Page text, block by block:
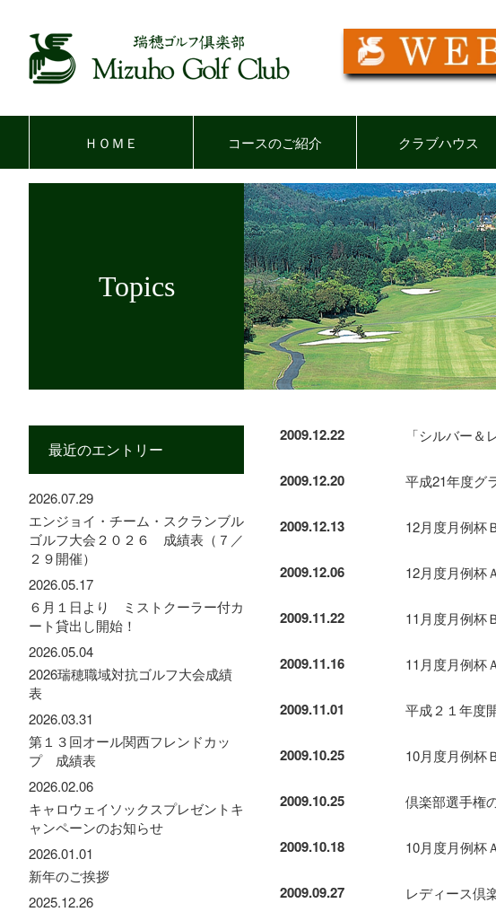
ＨＯＭＥ コースのご紹介
アウトコース
インコース
クラブハウス
レストラン
Topics
2009.12.22 「シルバー＆
2009.12.20 平成21年度グ
2009.12.13 12月度月例杯
2009.12.06 12月度月例杯
2009.11.22 11月度月例杯
2009.11.16 11月度月例杯
2009.11.01 平成２１年度
2009.10.25 10月度月例杯
2009.10.25 倶楽部選手権
2009.10.18 10月度月例杯
2009.09.27 レディース倶
最近のエントリー
2026.07.29
エンジョイ・チーム・スクランブル
ゴルフ大会２０２６ 成績表（７／
２９開催）
2026.05.17
６月１日より ミストクーラー付カ
ート貸出し開始！
2026.05.04
2026瑞穂職域対抗ゴルフ大会成績
表
2026.03.31
第１３回オール関西フレンドカッ
プ 成績表
2026.02.06
キャロウェイソックスプレゼントキ
ャンペーンのお知らせ
2026.01.01
新年のご挨拶
2025.12.26